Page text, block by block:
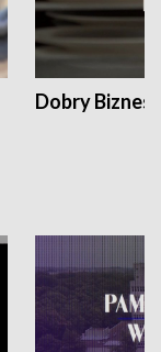
Dobry Biznes